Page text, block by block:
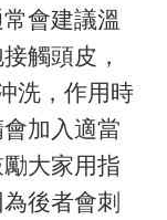
會建議溫
觸頭皮，
洗，作用時
加入適當
大家用指
後者會刺